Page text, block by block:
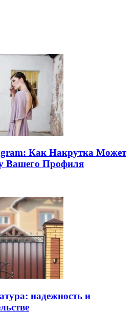
Как Накрутка Может
Вашего Профиля
надежность и